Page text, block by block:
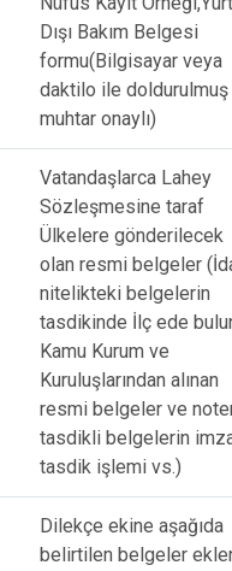
Dışı Bakım Belgesi
formu(Bilgisayar veya
daktilo ile doldurulmuş
muhtar onaylı)
Vatandaşlarca Lahey
Sözleşmesine taraf
Ülkelere gönderilecek
olan resmi belgeler
nitelikteki belgelerin
tasdikinde İlç ede
Kamu Kurum ve
Kuruluşlarından alınan
resmi belgeler ve
tasdikli belgelerin
tasdik işlemi vs.)
Dilekçe ekine aşağıda
belirtilen belgeler